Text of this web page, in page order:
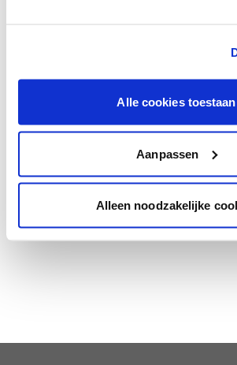
Alle cookies toestaan
Aanpassen
Alleen noodzakelijke
Krijg kleuradvies op basis
en je meubels.
Krijg ineens een